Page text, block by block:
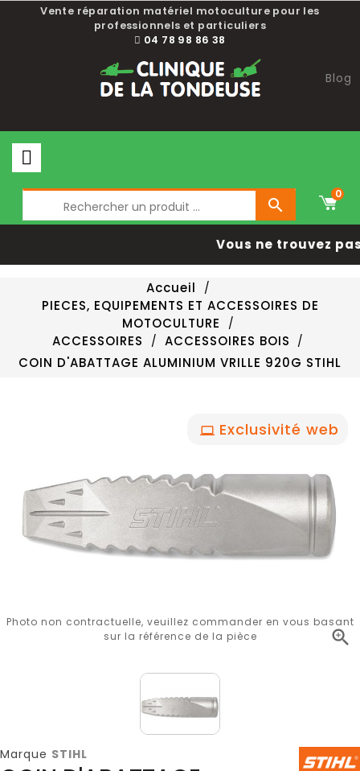
Vente réparation matériel motoculture pour les
professionnels et particuliers
04 78 98 86 38
Blog

0
Vous ne trouvez
Accueil
PIECES, EQUIPEMENTS ET ACCESSOIRES DE
MOTOCULTURE
ACCESSOIRES
ACCESSOIRES BOIS
COIN D'ABATTAGE ALUMINIUM VRILLE 920G STIHL
Exclusivité web

Photo non contractuelle, veuillez commander en vous basant
sur la référence de la pièce
Marque STIHL